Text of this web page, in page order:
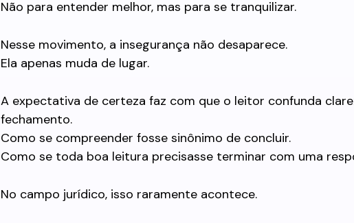
Não para entender melhor, mas para se tranquilizar.
Nesse movimento, a insegurança não desaparece.
Ela apenas muda de lugar.
A expectativa de certeza faz com que o leitor confunda
fechamento.
Como se compreender fosse sinônimo de concluir.
Como se toda boa leitura precisasse terminar com uma
No campo jurídico, isso raramente acontece.